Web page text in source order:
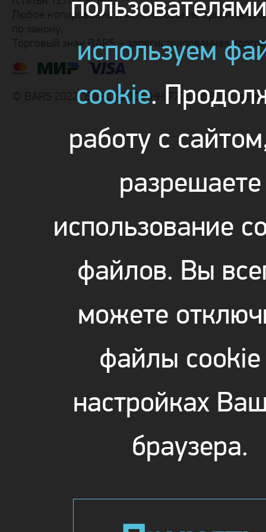
Любое копирование и использование
Торговый знак BARS – зарегистрированная
© BARS 2022 "БАРС" ООО ИНН 7726355800 -
используем
cookie.
работу с
разрешаете
использование
файлов. Вы
можете
файлы cookie
настройках
браузера.